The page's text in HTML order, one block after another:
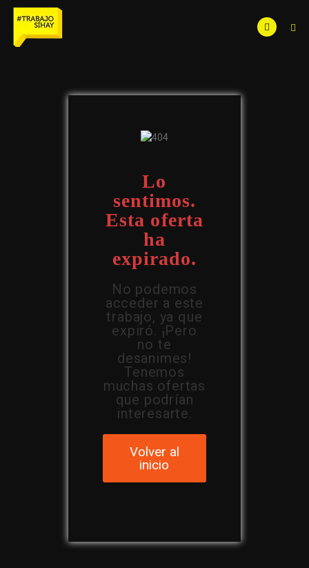
Lo
sentimos.
Esta oferta
ha
expirado.
No podemos
acceder a este
trabajo, ya que
expiró. ¡Pero
no te
desanimes!
Tenemos
muchas ofertas
que podrían
interesarte.
Volver al
inicio